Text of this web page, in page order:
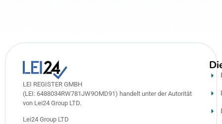
LEI REGISTER GMBH
(LEI: 6488034RW781JW9OMD91) handelt unter der Autorität
von Lei24 Group LTD.
Lei24 Group LTD